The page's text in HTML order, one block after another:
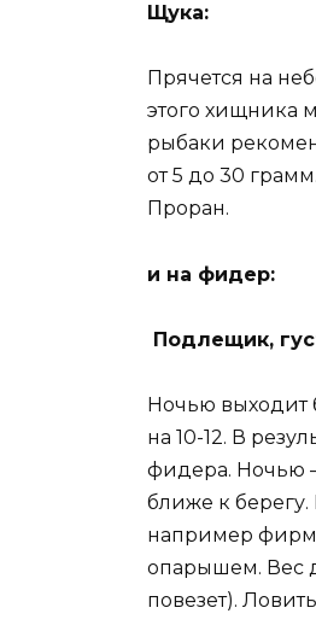
Щука:
Прячется на
этого хищника
рыбаки
от 5 до 30
Проран.
и на фидер:
Подлещик,
Ночью выходит
на 10-12. В
фидера. Ночью
ближе к
например
опарышем. Вес
повезет).